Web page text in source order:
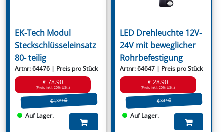
EK-Tech Modul
Steckschlüsseleinsatz
80- teilig
Artnr: 64476 | Preis pro Stück
€ 78.90
(Preis inkl. 20% USt.)
€ 138.00
Auf Lager.
LED Drehleuchte 12V-
24V mit beweglicher
Rohrbefestigung
Artnr: 64647 | Preis pro Stück
€ 28.90
(Preis inkl. 20% USt.)
€ 34.90
Auf Lager.